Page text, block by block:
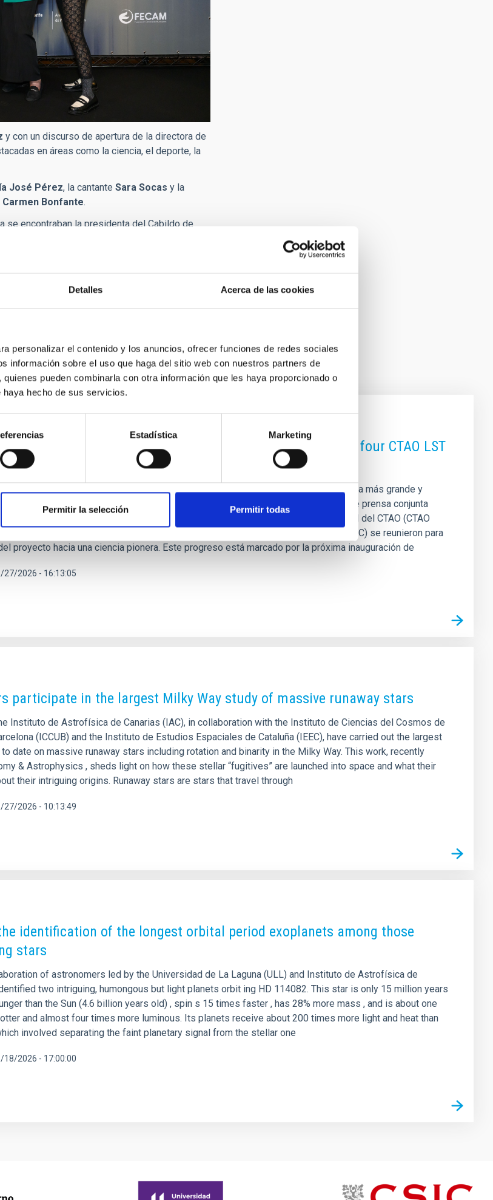
Detalles Acerca de las cookies
personalizar el contenido y los anuncios, ofrecer funciones de redes sociales
información sobre el uso que haga del sitio web con nuestros partners de
pueden combinarla con otra información que les haya proporcionado o
hecho de sus servicios.
Estadística Marketing
Permitir la selección Permitir todas
y con un discurso de apertura de la directora de
en áreas como la ciencia, el deporte, la
José Pérez, la cantante Sara Socas y la
Carmen Bonfante.
se encontraban la presidenta del Cabildo de
de Canarias Islas Iguales, Cabildo de
del Ayuntamiento de Santa Cruz de Tenerife,
los Muchachos Observatory will host the inauguration of the four CTAO LST
Array Observatory (CTAO) , el futuro observatorio de astronomía de rayos gamma más grande y
su avance constante hacia su fase de operaciones iniciales. En una rueda de prensa conjunta
de La Palma, Islas Canarias (España), representantes de la Organización Central del CTAO (CTAO
LST del CTAO , el Cabildo de La Palma y el Instituto de Astrofísica de Canarias (IAC) se reunieron para
proyecto hacia una ciencia pionera. Este progreso está marcado por la próxima inauguración de
27/2026 - 16:13:05
participate in the largest Milky Way study of massive runaway stars
Instituto de Astrofísica de Canarias (IAC), in collaboration with the Instituto de Ciencias del Cosmos de
(ICCUB) and the Instituto de Estudios Espaciales de Cataluña (IEEC), have carried out the largest
date on massive runaway stars including rotation and binarity in the Milky Way. This work, recently
& Astrophysics , sheds light on how these stellar “fugitives” are launched into space and what their
their intriguing origins. Runaway stars are stars that travel through
27/2026 - 10:13:49
identification of the longest orbital period exoplanets among those
stars
of astronomers led by the Universidad de La Laguna (ULL) and Instituto de Astrofísica de
two intriguing, humongous but light planets orbit ing HD 114082. This star is only 15 million years
than the Sun (4.6 billion years old) , spin s 15 times faster , has 28% more mass , and is about one
and almost four times more luminous. Its planets receive about 200 times more light and heat than
involved separating the faint planetary signal from the stellar one
18/2026 - 17:00:00